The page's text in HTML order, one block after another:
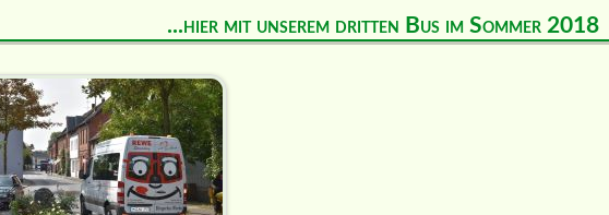
...hier mit unserem dritten Bus im Sommer 2018